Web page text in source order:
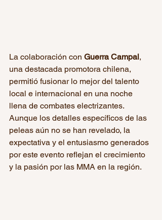
La colaboración con Guerra Campal,
una destacada promotora chilena,
permitió fusionar lo mejor del talento
local e internacional en una noche
llena de combates electrizantes.
Aunque los detalles específicos de las
peleas aún no se han revelado, la
expectativa y el entusiasmo generados
por este evento reflejan el crecimiento
y la pasión por las MMA en la región.